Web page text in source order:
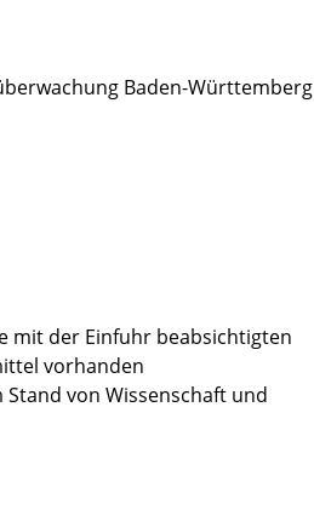
Baden-Württemberg
mit der Einfuhr beabsichtigten
vorhanden
von Wissenschaft und